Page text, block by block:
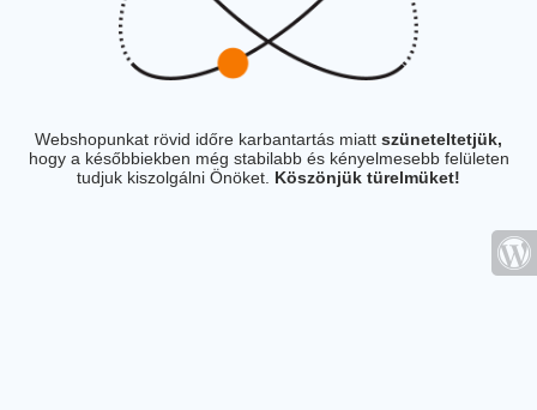
Webshopunkat rövid időre karbantartás miatt szüneteltetjük,
hogy a későbbiekben még stabilabb és kényelmesebb felületen
tudjuk kiszolgálni Önöket. Köszönjük türelmüket!